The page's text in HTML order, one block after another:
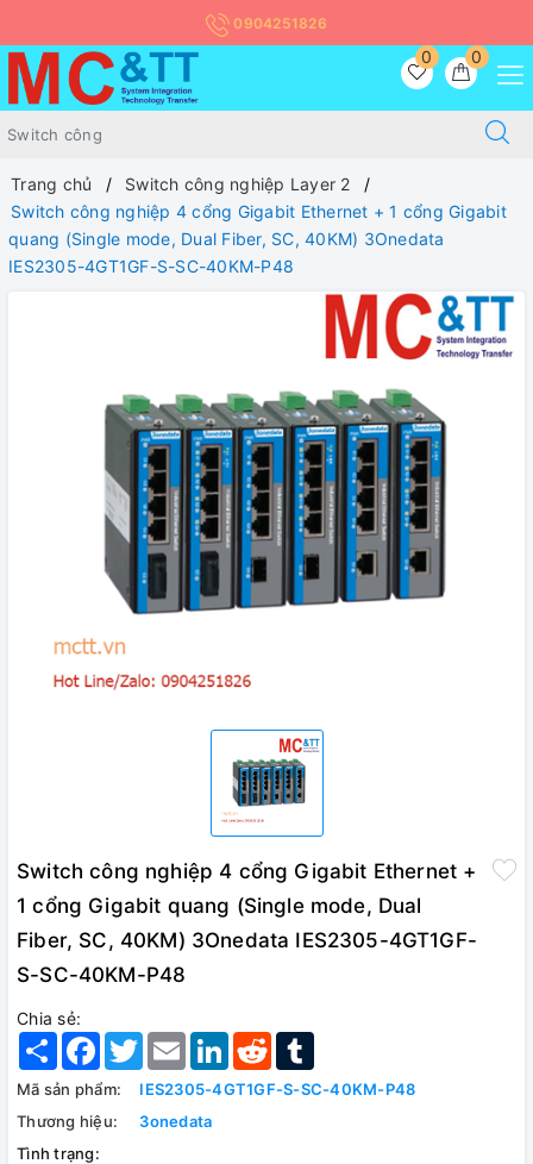
0904251826
0
0
Trang chủ
Switch công nghiệp Layer 2
Switch công nghiệp 4 cổng Gigabit Ethernet + 1 cổng Gigabit
quang (Single mode, Dual Fiber, SC, 40KM) 3Onedata
IES2305-4GT1GF-S-SC-40KM-P48
Switch công nghiệp 4 cổng Gigabit Ethernet +
1 cổng Gigabit quang (Single mode, Dual
Fiber, SC, 40KM) 3Onedata IES2305-4GT1GF-
S-SC-40KM-P48
Chia sẻ:
Share Facebook
TwitterEmail LinkedInReddit
Mã sản phẩm:
IES2305-4GT1GF-S-SC-40KM-P48
Thương hiệu:
3onedata
Tình trạng: